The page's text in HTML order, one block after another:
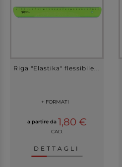
Riga "Elastika" flessibile...
+ FORMATI
a partire da 1,80 €
CAD.
DETTAGLI